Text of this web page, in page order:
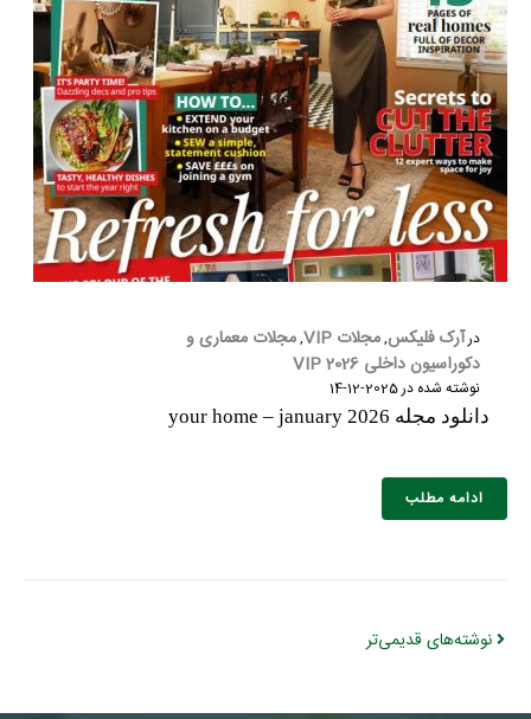
درآرک فلیکس,مجلات VIP ,مجلات معماری و
دکوراسیون داخلی 2026 VIP
نوشته شده در2025-12-14
دانلود مجله your home – january 2026
ادامه مطلب
نوشته‌های قدیمی‌تر